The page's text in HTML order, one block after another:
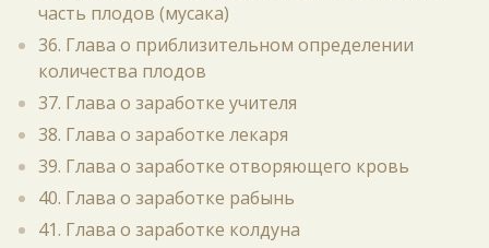
часть плодов (мусака)
36. Глава о приблизительном определении
количества плодов
37. Глава о заработке учителя
38. Глава о заработке лекаря
39. Глава о заработке отворяющего кровь
40. Глава о заработке рабынь
41. Глава о заработке колдуна